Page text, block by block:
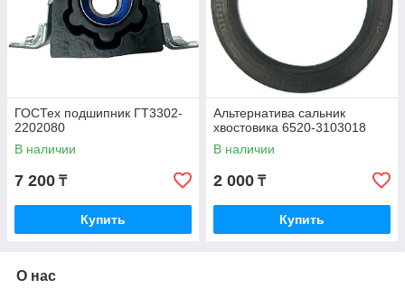
ГОСТех подшипник ГТ3302-
2202080
В наличии
7 200 ₸
Купить
Альтернатива сальник
хвостовика 6520-3103018
В наличии
2 000 ₸
Купить
О нас